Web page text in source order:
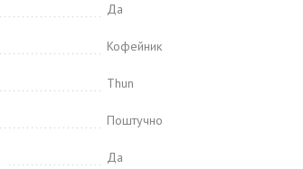
Да
Кофейник
Thun
Поштучно
Да